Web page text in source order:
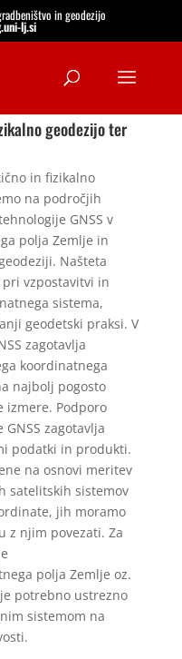
in geodezijo
lj.si
geodezijo ter
in fizikalno
na področjih
GNSS v
polja Zemlje in
Našteta
vzpostavitvi in
sistema,
geodetski praksi. V
zagotavlja
koordinatnega
najbolj pogosto
izmere. Podporo
zagotavlja
podatki in produkti.
na osnovi meritev
satelitskih sistemov
jih moramo
z njim povezati. Za
polja Zemlje oz.
potrebno ustrezno
sistemom na